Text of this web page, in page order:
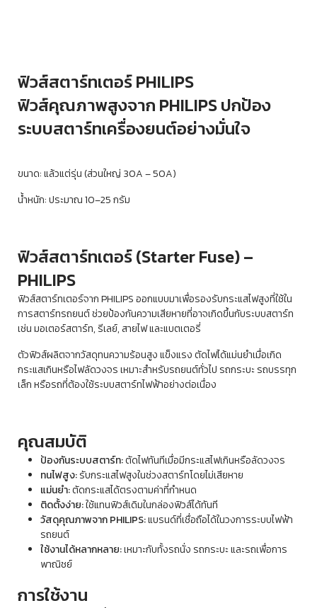
ฟิวส์สตาร์ทเตอร์ PHILIPS
ฟิวส์คุณภาพสูงจาก PHILIPS ปกป้อง
ระบบสตาร์ทเครื่องยนต์อย่างมั่นใจ
ขนาด: แล้วแต่รุ่น (ส่วนใหญ่ 30A – 50A)
น้ำหนัก: ประมาณ 10–25 กรัม
ฟิวส์สตาร์ทเตอร์ (Starter Fuse) –
PHILIPS
ฟิวส์สตาร์ทเตอร์จาก PHILIPS ออกแบบมาเพื่อรองรับกระแสไฟสูงที่ใช้ใน
การสตาร์ทรถยนต์ ช่วยป้องกันความเสียหายที่อาจเกิดขึ้นกับระบบสตาร์ท
เช่น มอเตอร์สตาร์ท, รีเลย์, สายไฟ และแบตเตอรี่
ตัวฟิวส์ผลิตจากวัสดุทนความร้อนสูง แข็งแรง ตัดไฟได้แม่นยำเมื่อเกิด
กระแสเกินหรือไฟลัดวงจร เหมาะสำหรับรถยนต์ทั่วไป รถกระบะ รถบรรทุก
เล็ก หรือรถที่ต้องใช้ระบบสตาร์ทไฟฟ้าอย่างต่อเนื่อง
คุณสมบัติ
ป้องกันระบบสตาร์ท:ตัดไฟทันทีเมื่อมีกระแสไฟเกินหรือลัดวงจร
ทนไฟสูง:รับกระแสไฟสูงในช่วงสตาร์ทโดยไม่เสียหาย
แม่นยำ:ตัดกระแสได้ตรงตามค่าที่กำหนด
ติดตั้งง่าย:ใช้แทนฟิวส์เดิมในกล่องฟิวส์ได้ทันที
วัสดุคุณภาพจาก PHILIPS:แบรนด์ที่เชื่อถือได้ในวงการระบบไฟฟ้า
รถยนต์
ใช้งานได้หลากหลาย:เหมาะกับทั้งรถนั่ง รถกระบะ และรถเพื่อการ
พาณิชย์
การใช้งาน